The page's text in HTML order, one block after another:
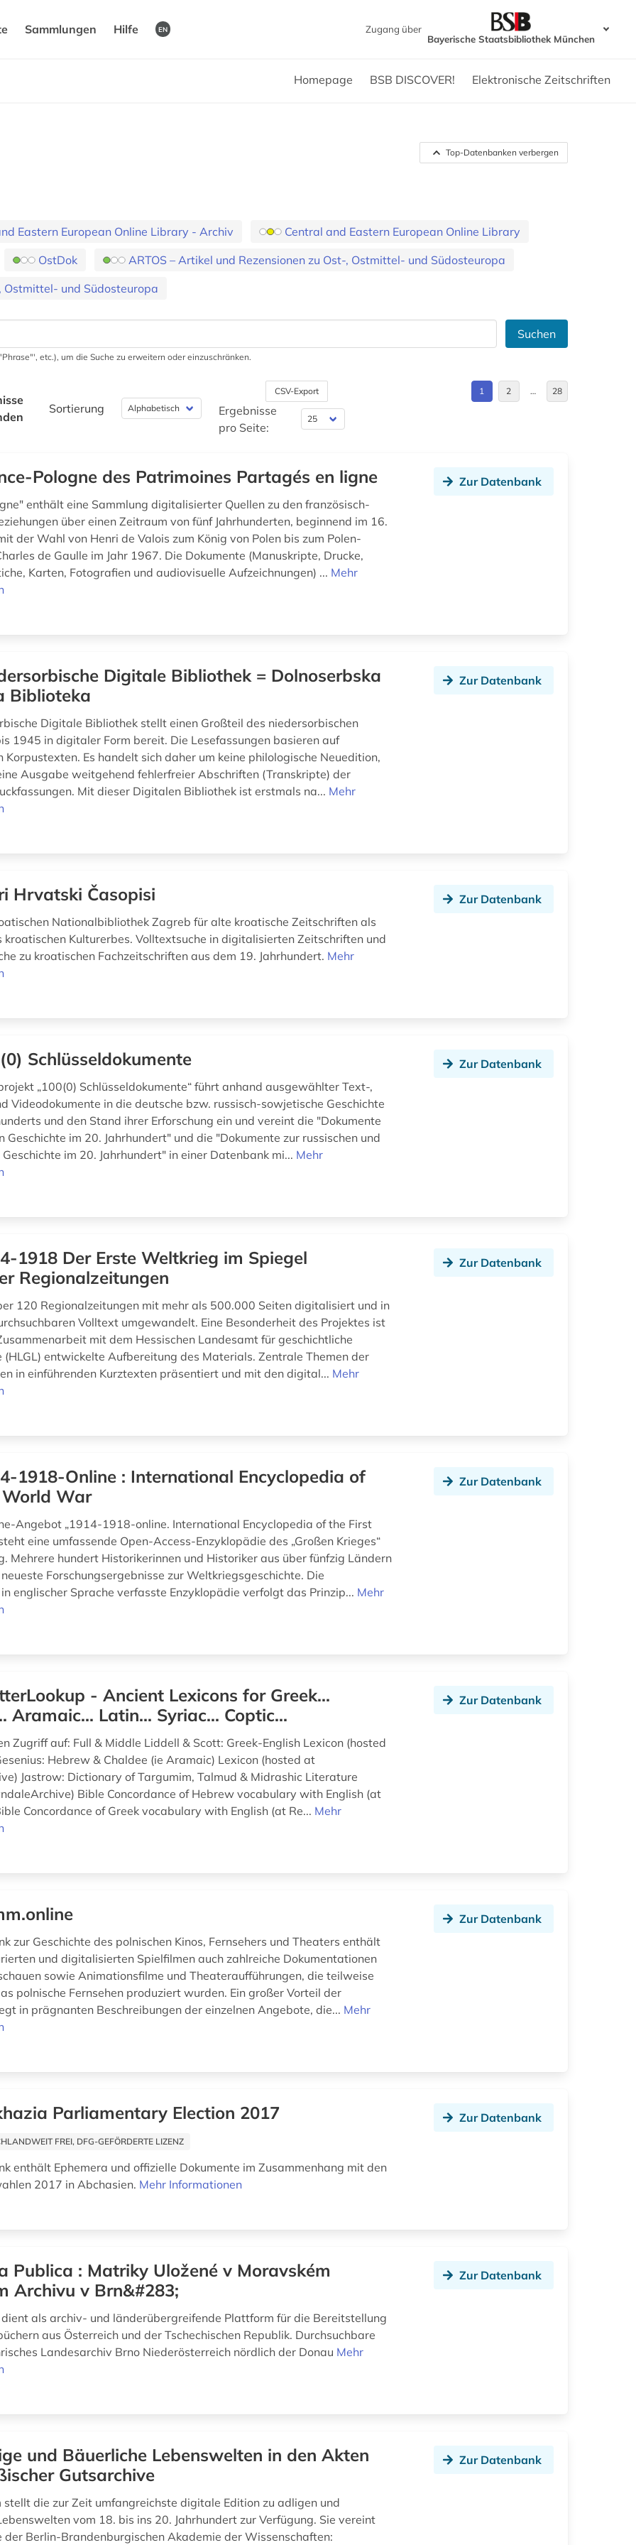
Sammlungen Hilfe EN
Zugang über
Bayerische Staatsbibliothek München
Homepage BSB DISCOVER! Elektronische Zeitschriften
Top-Datenbanken verbergen
Eastern European Online Library - Archiv
Central and Eastern European Online Library
OstDok
ARTOS – Artikel und Rezensionen zu Ost-, Ostmittel- und Südosteuropa
Ostmittel- und Südosteuropa
Suchen
etc.), um die Suche zu erweitern oder einzuschränken.
Sortierung
CSV-Export
Ergebnisse
pro Seite:
1 2 … 28
Pologne des Patrimoines Partagés en ligne
enthält eine Sammlung digitalisierter Quellen zu den französisch-
über einen Zeitraum von fünf Jahrhunderten, beginnend im 16.
der Wahl von Henri de Valois zum König von Polen bis zum Polen-
de Gaulle im Jahr 1967. Die Dokumente (Manuskripte, Drucke,
Karten, Fotografien und audiovisuelle Aufzeichnungen) ... Mehr
Zur Datenbank
Digitale Bibliothek = Dolnoserbska
Biblioteka
Digitale Bibliothek stellt einen Großteil des niedersorbischen
1945 in digitaler Form bereit. Die Lesefassungen basieren auf
Korpustexten. Es handelt sich daher um keine philologische Neuedition,
Ausgabe weitgehend fehlerfreier Abschriften (Transkripte) der
Mit dieser Digitalen Bibliothek ist erstmals na... Mehr
Zur Datenbank
Hrvatski Časopisi
Nationalbibliothek Zagreb für alte kroatische Zeitschriften als
kroatischen Kulturerbes. Volltextsuche in digitalisierten Zeitschriften und
zu kroatischen Fachzeitschriften aus dem 19. Jahrhundert. Mehr
Zur Datenbank
Schlüsseldokumente
„100(0) Schlüsseldokumente“ führt anhand ausgewählter Text-,
Videodokumente in die deutsche bzw. russisch-sowjetische Geschichte
und den Stand ihrer Erforschung ein und vereint die "Dokumente
Geschichte im 20. Jahrhundert" und die "Dokumente zur russischen und
im 20. Jahrhundert" in einer Datenbank mi... Mehr
Zur Datenbank
1918 Der Erste Weltkrieg im Spiegel
Regionalzeitungen
120 Regionalzeitungen mit mehr als 500.000 Seiten digitalisiert und in
Volltext umgewandelt. Eine Besonderheit des Projektes ist
mit dem Hessischen Landesamt für geschichtliche
(HLGL) entwickelte Aufbereitung des Materials. Zentrale Themen der
in einführenden Kurztexten präsentiert und mit den digital... Mehr
Zur Datenbank
1918-Online : International Encyclopedia of
War
Angebot „1914-1918-online. International Encyclopedia of the First
eine umfassende Open-Access-Enzyklopädie des „Großen Krieges“
Mehrere hundert Historikerinnen und Historiker aus über fünfzig Ländern
Forschungsergebnisse zur Weltkriegsgeschichte. Die
englischer Sprache verfasste Enzyklopädie verfolgt das Prinzip... Mehr
Zur Datenbank
- Ancient Lexicons for Greek...
Aramaic... Latin... Syriac... Coptic...
Zugriff auf: Full & Middle Liddell & Scott: Greek-English Lexicon (hosted
Hebrew & Chaldee (ie Aramaic) Lexicon (hosted at
Jastrow: Dictionary of Targumim, Talmud & Midrashic Literature
Bible Concordance of Hebrew vocabulary with English (at
Concordance of Greek vocabulary with English (at Re... Mehr
Zur Datenbank
zur Geschichte des polnischen Kinos, Fernsehers und Theaters enthält
und digitalisierten Spielfilmen auch zahlreiche Dokumentationen
sowie Animationsfilme und Theateraufführungen, die teilweise
polnische Fernsehen produziert wurden. Ein großer Vorteil der
in prägnanten Beschreibungen der einzelnen Angebote, die... Mehr
Zur Datenbank
Parliamentary Election 2017
FREI, DFG-GEFÖRDERTE LIZENZ
enthält Ephemera und offizielle Dokumente im Zusammenhang mit den
2017 in Abchasien. Mehr Informationen
Zur Datenbank
Publica : Matriky Uložené v Moravském
Archivu v Brn&#283;
als archiv- und länderübergreifende Plattform für die Bereitstellung
aus Österreich und der Tschechischen Republik. Durchsuchbare
Landesarchiv Brno Niederösterreich nördlich der Donau Mehr
Zur Datenbank
und Bäuerliche Lebenswelten in den Akten
Gutsarchive
stellt die zur Zeit umfangreichste digitale Edition zu adligen und
vom 18. bis ins 20. Jahrhundert zur Verfügung. Sie vereint
der Berlin-Brandenburgischen Akademie der Wissenschaften:
Zur Datenbank